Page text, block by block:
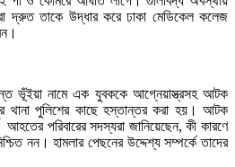
দ্রুত তাকে উদ্ধার করে ঢাকা মেডিকেল কলেজ
ভূঁইয়া নামে এক যুবককে আগ্নেয়াস্ত্রসহ আটক
থানা পুলিশের কাছে হস্তান্তর করা হয়। আটক
পরিবারের সদস্যরা জানিয়েছেন, কী কারণে
নন। হামলার পেছনের উদ্দেশ্য সম্পর্কে তাদের